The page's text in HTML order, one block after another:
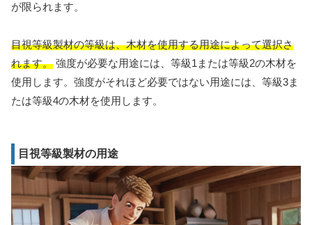
が限られます。
目視等級製材の等級は、木材を使用する用途によって選択さ
れます。 強度が必要な用途には、等級1または等級2の木材を
使用します。強度がそれほど必要ではない用途には、等級3ま
たは等級4の木材を使用します。
目視等級製材の用途